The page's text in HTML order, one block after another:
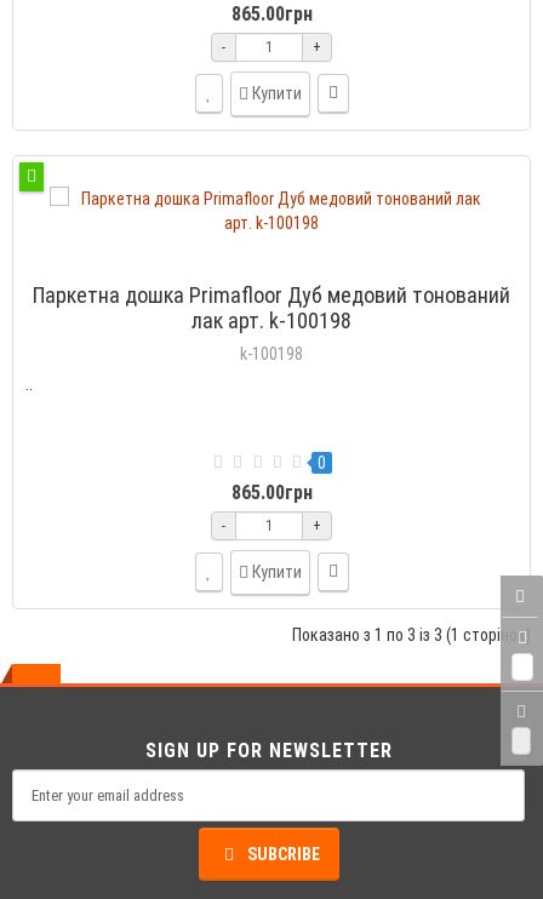
865.00грн
- +
Купити
Паркетна дошка Primafloor Дуб медовий тонований
лак арт. k-100198
k-100198
0
865.00грн
- +
Купити
Показано з 1 по 3 із 3 (1 сторінок)
SIGN UP FOR NEWSLETTER
SUBCRIBE